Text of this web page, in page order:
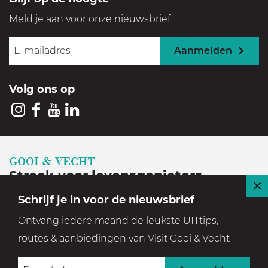
Meld je aan voor onze nieuwsbrief
Aanmelden
Volg ons op
I
n
t
g
r
a
F
a
e
o
o
k
Y
o
T
b
e
V
L
i
k
d
I
n
GOOI & VECHT
Streek voor levensgenieters
Geniet in een prachtige, historische en groene
setting
Schrijf je in voor de nieuwsbrief
Ontvang iedere maand de leukste UITtips,
routes & aanbiedingen van Visit Gooi & Vecht